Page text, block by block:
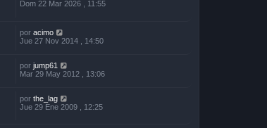
Dom 22 Mar 2026 , 11:55
por acimo
Jue 27 Nov 2014 , 14:50
por jump61
Mar 29 May 2012 , 13:06
por the_lag
Jue 29 Ene 2009 , 12:25